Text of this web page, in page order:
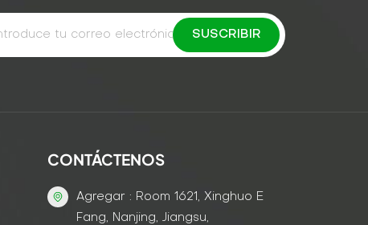
CONTÁCTENOS
Agregar : Room 1621, Xinghuo E
Fang, Nanjing, Jiangsu,